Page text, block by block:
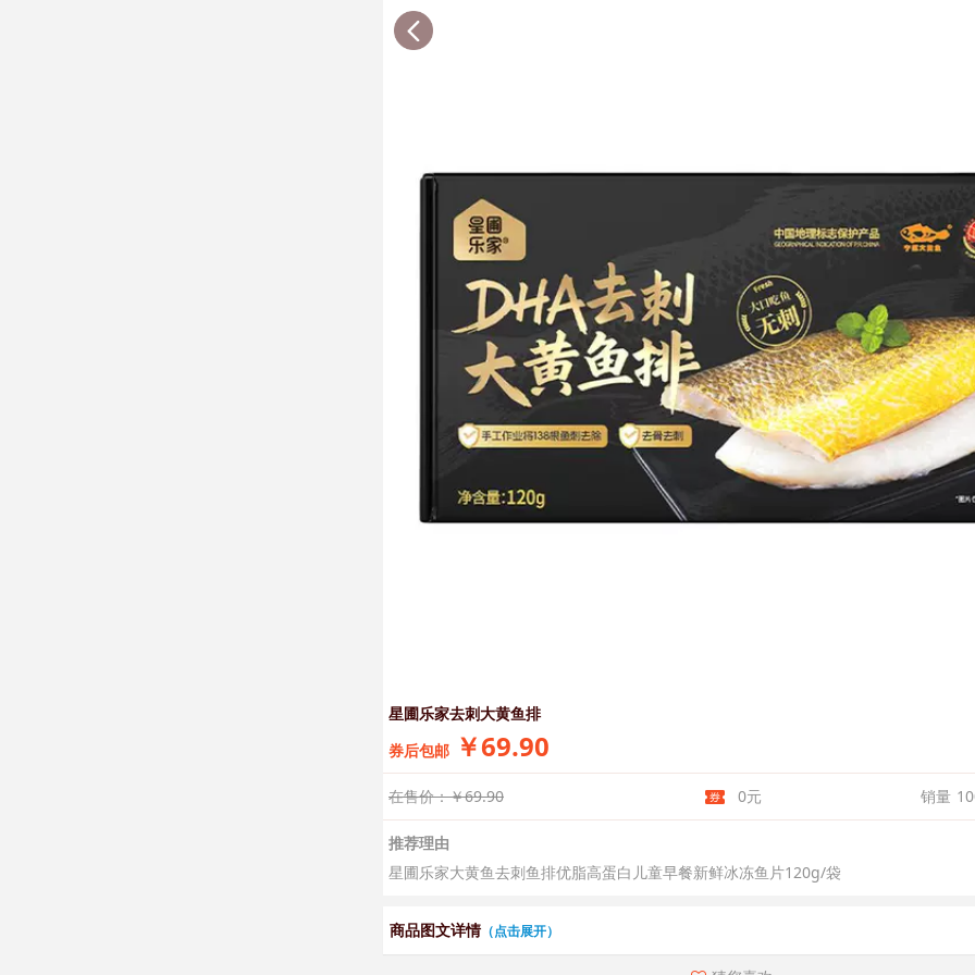
星圃乐家去刺大黄鱼排
券后包邮 ￥69.90
在售价：￥69.90 0元 销量
推荐理由
星圃乐家大黄鱼去刺鱼排优脂高蛋白儿童早餐新鲜冰冻鱼片120g/袋
商品图文详情（点击展开）